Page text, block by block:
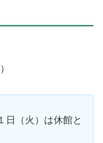
日（火）は休館と